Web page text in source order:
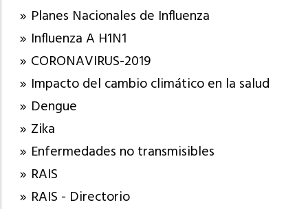
Planes Nacionales de Influenza
Influenza A H1N1
CORONAVIRUS-2019
Impacto del cambio climático en la salud
Dengue
Zika
Enfermedades no transmisibles
RAIS
RAIS - Directorio